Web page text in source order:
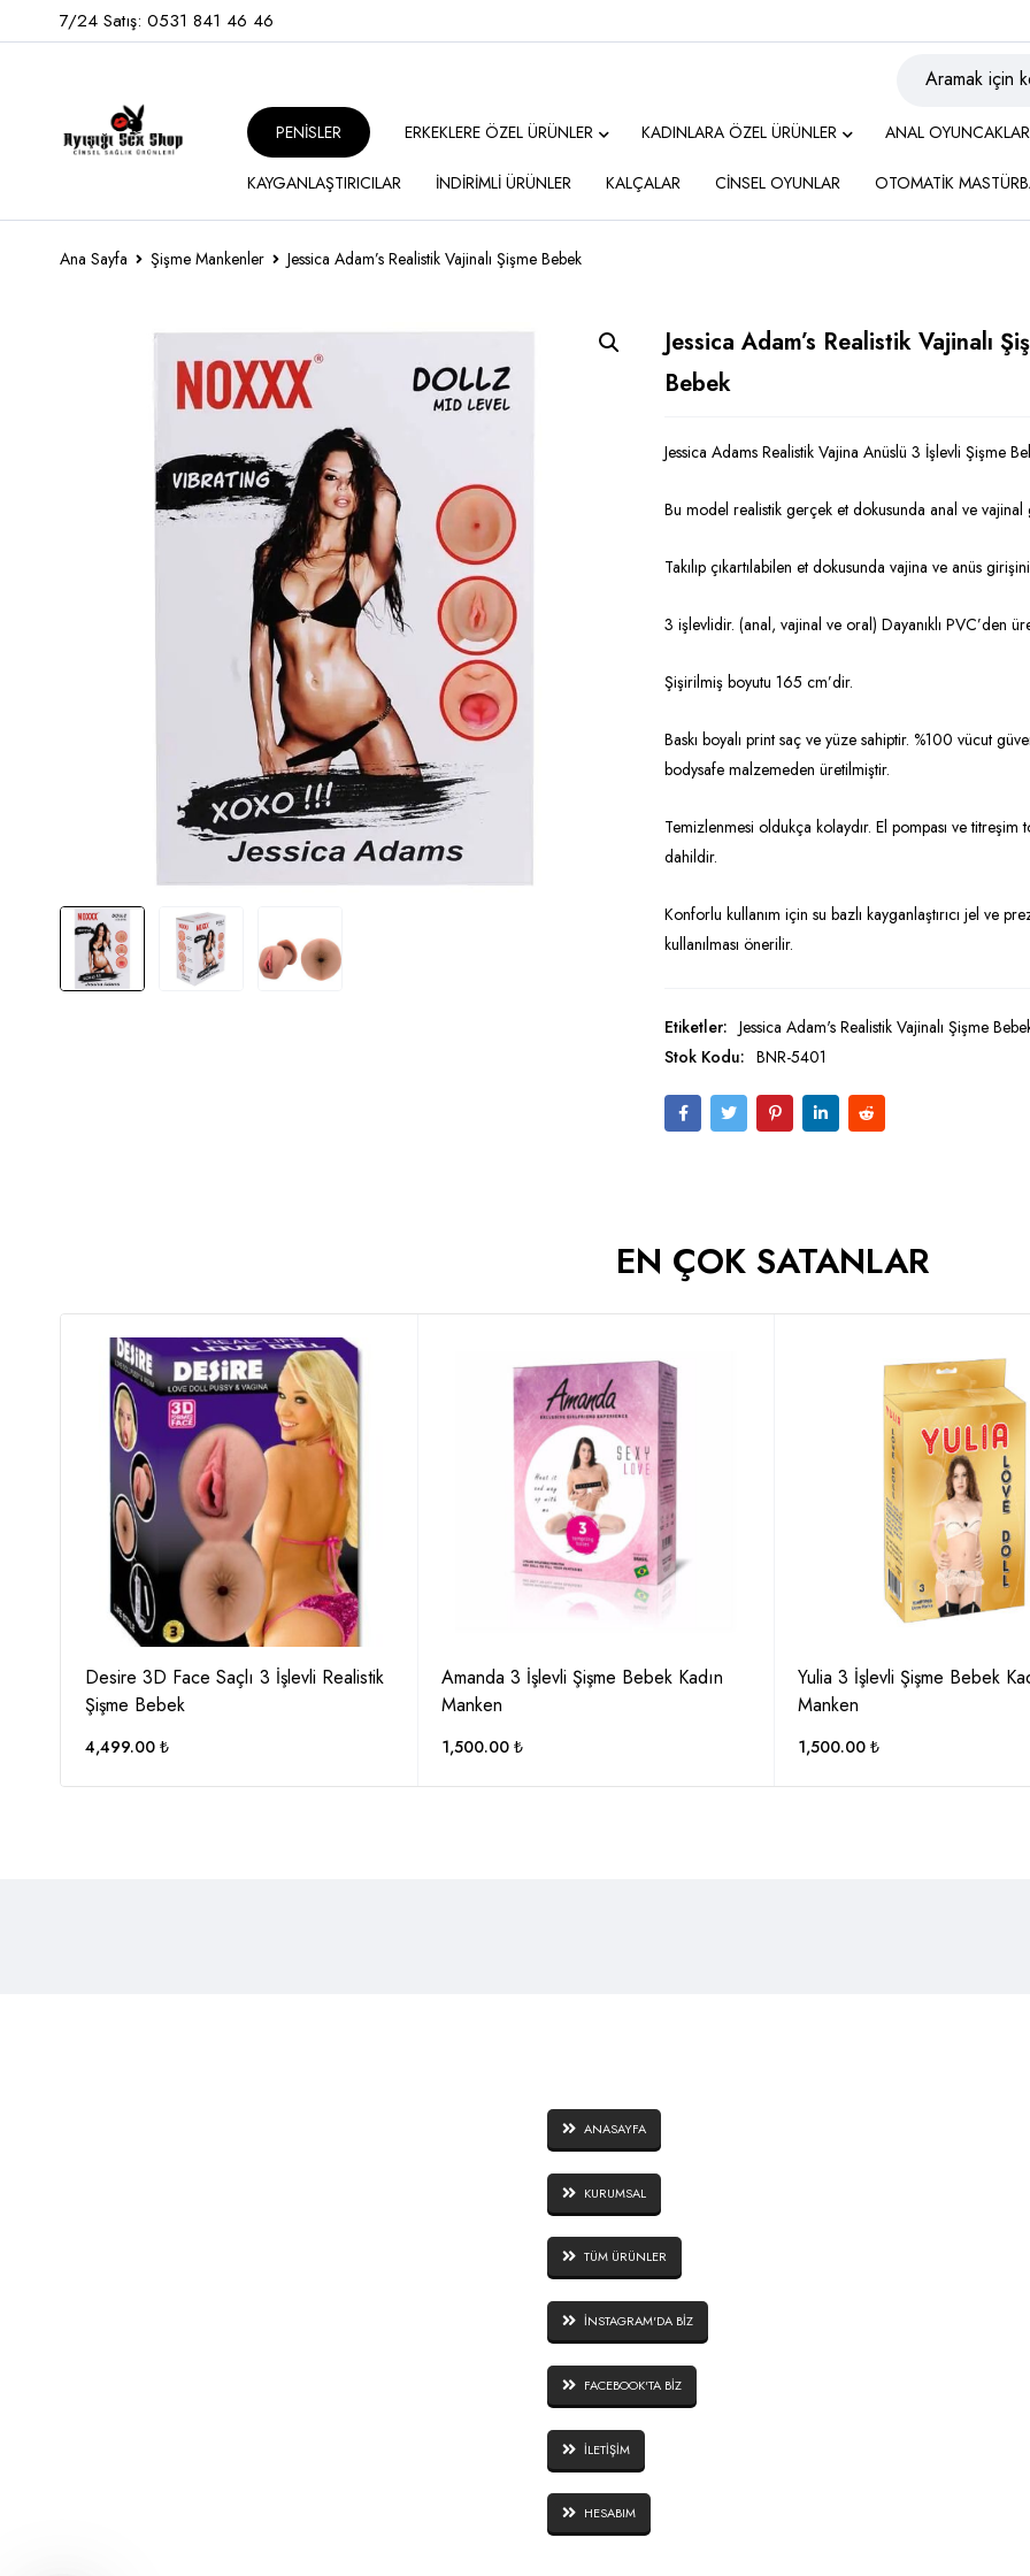
7/24 Satış: 0531 841 46 46
PENİSLER ERKEKLERE ÖZEL ÜRÜNLER KADINLARA ÖZEL ÜRÜNLER ANAL OYUNCAKLAR
KAYGANLAŞTIRICILAR İNDİRİMLİ ÜRÜNLER KALÇALAR CİNSEL OYUNLAR OTOMATİK
Ana Sayfa Şişme Mankenler Jessica Adam’s Realistik Vajinalı Şişme Bebek
Jessica Adam’s Realistik Vajinalı
Bebek
Jessica Adams Realistik Vajina Anüslü 3 İşlevli Şişme
Bu model realistik gerçek et dokusunda anal ve vajinal
Takılıp çıkartılabilen et dokusunda vajina ve anüs
3 işlevlidir. (anal, vajinal ve oral) Dayanıklı PVC’den
Şişirilmiş boyutu 165 cm’dir.
Baskı boyalı print saç ve yüze sahiptir. %100 vücut
bodysafe malzemeden üretilmiştir.
Temizlenmesi oldukça kolaydır. El pompası ve titreşim
dahildir.
Konforlu kullanım için su bazlı kayganlaştırıcı jel ve
kullanılması önerilir.
Etiketler: Jessica Adam's Realistik Vajinalı Şişme
Stok Kodu: BNR-5401
EN ÇOK SATANLAR
Desire 3D Face Saçlı 3 İşlevli Realistik
Şişme Bebek
4,499.00 ₺
Amanda 3 İşlevli Şişme Bebek Kadın
Manken
1,500.00 ₺
Yulia 3 İşlevli Şişme Bebek
Manken
1,500.00 ₺
ANASAYFA
KURUMSAL
TÜM ÜRÜNLER
İNSTAGRAM'DA BİZ
FACEBOOK'TA BİZ
İLETİŞİM
HESABIM